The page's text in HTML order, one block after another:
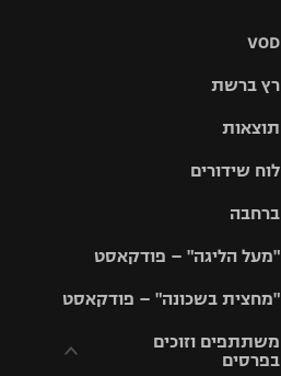
VOD
רץ ברשת
תוצאות
לוח שידורים
ברחבה
"מעל הליגה" – פודקאסט
"מחצית בשכונה" – פודקאסט
משתתפים וזוכים
בפרסים